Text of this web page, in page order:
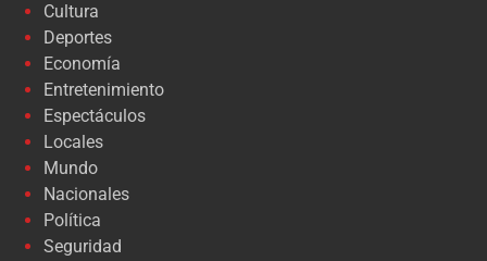
Cultura
Deportes
Economía
Entretenimiento
Espectáculos
Locales
Mundo
Nacionales
Política
Seguridad